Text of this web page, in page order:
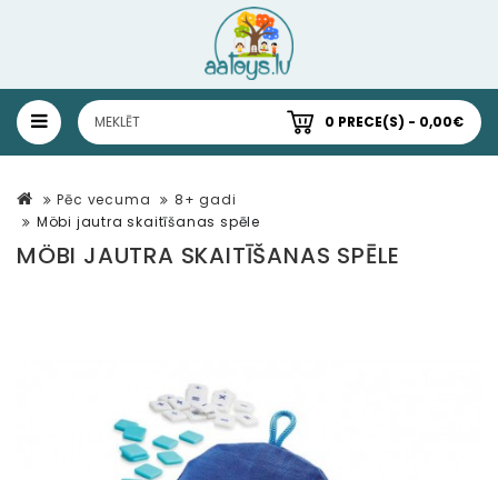
0 PRECE(S) - 0,00€
Pēc vecuma
8+ gadi
Möbi jautra skaitīšanas spēle
MÖBI JAUTRA SKAITĪŠANAS SPĒLE